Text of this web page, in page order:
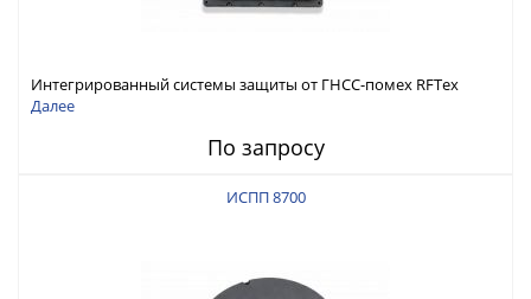
Интегрированный системы защиты от ГНСС-помех RFТех
ИСПП 8800
Далее
По запросу
ИСПП 8700